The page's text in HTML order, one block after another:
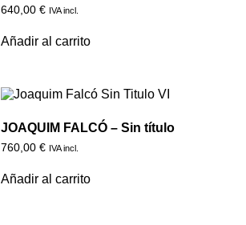
640,00 € IVA incl.
Añadir al carrito
JOAQUIM FALCÓ – Sin título
760,00 € IVA incl.
Añadir al carrito